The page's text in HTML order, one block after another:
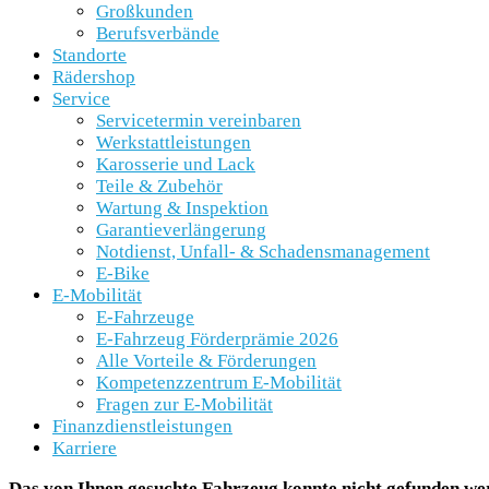
Großkunden
Berufsverbände
Standorte
Rädershop
Service
Servicetermin vereinbaren
Werkstattleistungen
Karosserie und Lack
Teile & Zubehör
Wartung & Inspektion
Garantieverlängerung
Notdienst, Unfall- & Schadensmanagement
E-Bike
E-Mobilität
E-Fahrzeuge
E-Fahrzeug Förderprämie 2026
Alle Vorteile & Förderungen
Kompetenzzentrum E-Mobilität
Fragen zur E-Mobilität
Finanzdienstleistungen
Karriere